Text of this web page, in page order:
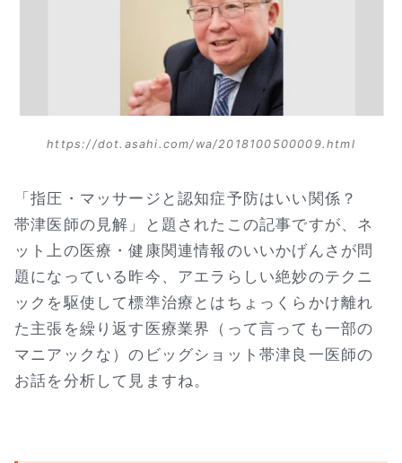
https://dot.asahi.com/wa/2018100500009.html
「指圧・マッサージと認知症予防はいい関係？
帯津医師の見解」と題されたこの記事ですが、ネ
ット上の医療・健康関連情報のいいかげんさが問
題になっている昨今、アエラらしい絶妙のテクニ
ックを駆使して標準治療とはちょっくらかけ離れ
た主張を繰り返す医療業界（って言っても一部の
マニアックな）のビッグショット帯津良一医師の
お話を分析して見ますね。